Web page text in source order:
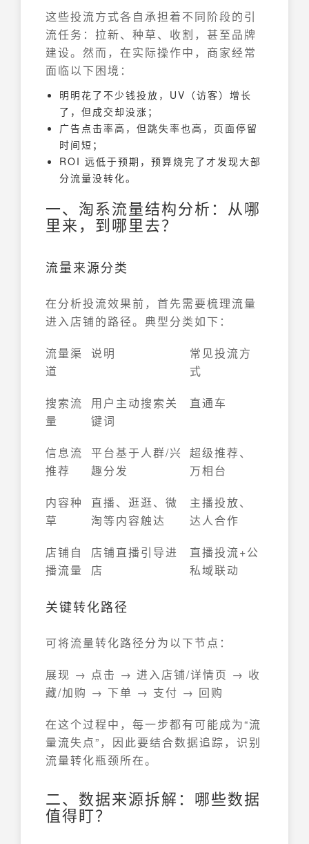
这些投流方式各自承担着不同阶段的引
流任务：拉新、种草、收割，甚至品牌
建设。然而，在实际操作中，商家经常
面临以下困境：
明明花了不少钱投放，UV（访客）增长
了，但成交却没涨；
广告点击率高，但跳失率也高，页面停留
时间短；
ROI 远低于预期，预算烧完了才发现大部
分流量没转化。
一、淘系流量结构分析：从哪
里来，到哪里去？
流量来源分类
在分析投流效果前，首先需要梳理流量
进入店铺的路径。典型分类如下：
流量渠
道
说明
常见投流方
式
搜索流
量
用户主动搜索关
键词
直通车
信息流
推荐
平台基于人群/兴
趣分发
超级推荐、
万相台
内容种
草
直播、逛逛、微
淘等内容触达
主播投放、
达人合作
店铺自
播流量
店铺直播引导进
店
直播投流+公
私域联动
关键转化路径
可将流量转化路径分为以下节点：
展现 → 点击 → 进入店铺/详情页 → 收
藏/加购 → 下单 → 支付 → 回购
在这个过程中，每一步都有可能成为“流
量流失点”，因此要结合数据追踪，识别
流量转化瓶颈所在。
二、数据来源拆解：哪些数据
值得盯？